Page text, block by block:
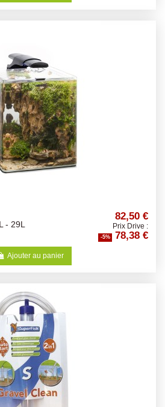
- 29L
82,50 €
Prix Drive :
-5% 78,38 €
Ajouter au panier